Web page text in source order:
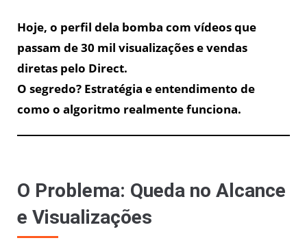
Hoje, o perfil dela bomba com vídeos que
passam de 30 mil visualizações e vendas
diretas pelo Direct.
O segredo? Estratégia e entendimento de
como o algoritmo realmente funciona.
O Problema: Queda no Alcance
e Visualizações